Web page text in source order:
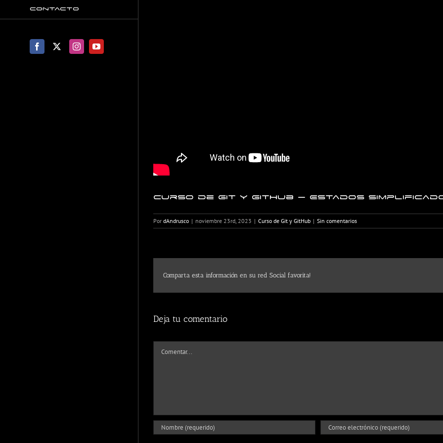
Contacto
Facebook
X InstagramYouTube
Curso de Git y GitHub – Estados
Por dAndrusco | noviembre 23rd, 2023 | Curso de Git y GitHub | Sin comentarios
Comparta esta información en su red Social favorita!
Deja tu comentario